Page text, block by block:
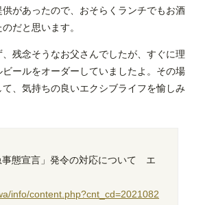
供があったので、おそらくランチでもお酒
だと思います。
残念そうなお父さんでしたが、すぐに理
ールをオーダーしていましたよ。その場
、気持ちの良いエクシブライフを愉しみ
事態宣言」発令の対応について エ
info/content.php?cnt_cd=2021082